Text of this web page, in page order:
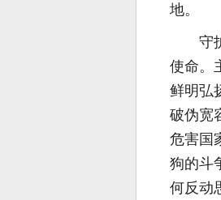
地。
守
使命。
鲜明弘
破伪宽
危害国
狗的斗
何反动